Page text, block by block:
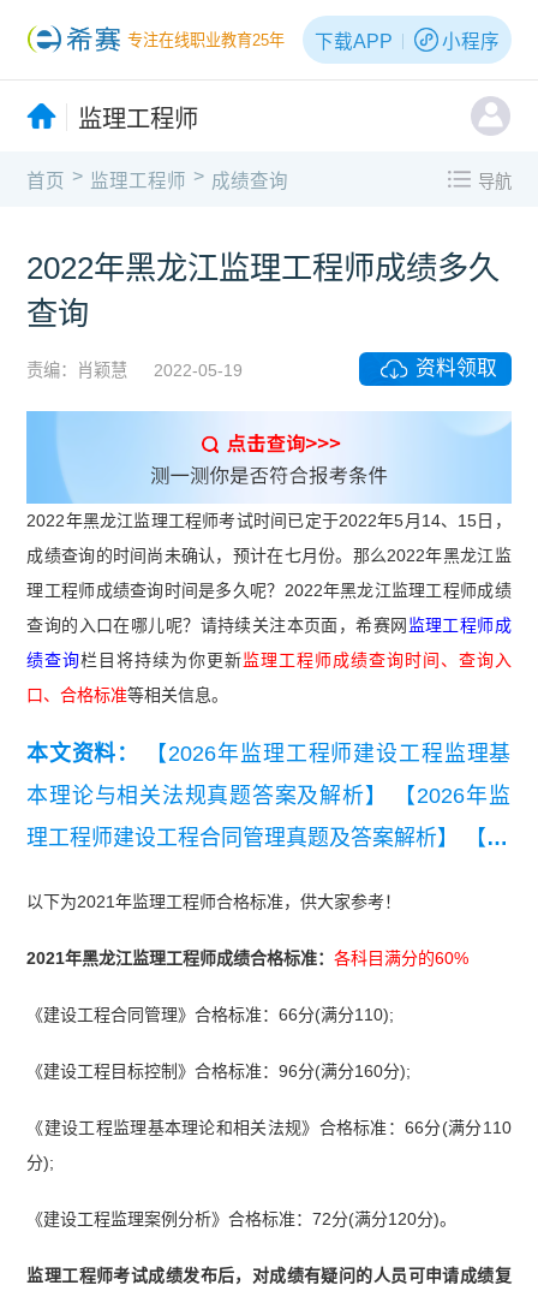
专注在线职业教育25年 下载APP 小程序
监理工程师
首页 > 监理工程师 > 成绩查询 导航
2022年黑龙江监理工程师成绩多久
查询
责编：肖颖慧 2022-05-19 资料领取
2022年黑龙江监理工程师考试时间已定于2022年5月14、15日，
成绩查询的时间尚未确认，预计在七月份。那么2022年黑龙江监
理工程师成绩查询时间是多久呢？2022年黑龙江监理工程师成绩
查询的入口在哪儿呢？请持续关注本页面，希赛网监理工程师成
绩查询栏目将持续为你更新监理工程师成绩查询时间、查询入
口、合格标准等相关信息。
本文资料：
【2026年监理工程师建设工程监理基
本理论与相关法规真题答案及解析】
【2026年监
理工程师建设工程合同管理真题及答案解析】
【20
【近3年监理工程师《建设工程监理基本理论和相
关法规》真题汇总（2023-2025）】 【近3年监理
建筑工程）真题汇总（2023-2025）】 【监理工程
师《建设工程监理案例分析》（土木建筑工程）真
题汇总（2023-2025）】
以下为2021年监理工程师合格标准，供大家参考！
2021年黑龙江监理工程师成绩合格标准：各科目满分的60%
《建设工程合同管理》合格标准：66分(满分110);
《建设工程目标控制》合格标准：96分(满分160分);
《建设工程监理基本理论和相关法规》合格标准：66分(满分110
分);
《建设工程监理案例分析》合格标准：72分(满分120分)。
监理工程师考试成绩发布后，对成绩有疑问的人员可申请成绩复